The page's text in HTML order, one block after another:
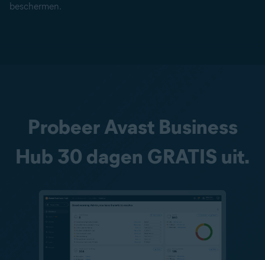
beschermen.
Probeer Avast Business
Hub 30 dagen GRATIS uit.